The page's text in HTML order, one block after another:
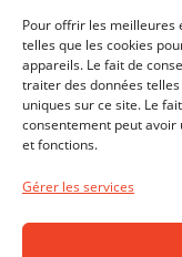
Pour offrir les meilleures
telles que les cookies
appareils. Le fait de
traiter des données
uniques sur ce site. Le
consentement peut
et fonctions.
Gérer les services
Lundi - Vendredi: 9:00-
GENÈVE - RIVE
Horaires d'ouverture
Lundi - Vendredi: 10:00-
LAUSANNE - CENTRE
Lundi - Vendredi: 10:00-